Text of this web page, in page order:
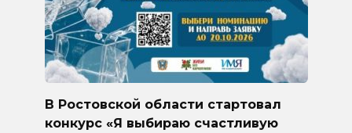
В Ростовской области стартовал
конкурс «Я выбираю счастливую